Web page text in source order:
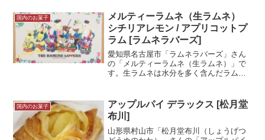
入。手土産に定番中の定番と言ってもい
いと思います。青...＜続きを読む＞
国内のお菓子
メルティーラムネ（生ラムネ）
シチリアレモン / アプリコットプ
ラム [ラムネラバーズ]
愛知県名古屋市「ラムネラバーズ」さん
の「メルティーラムネ（生ラムネ）」で
す。生ラムネは水分を多く含んだラムネ
ら「クッピーラムネ」を作っているカク
ダイ製菓の新ブランド...＜続きを読む＞
国内のお菓子
アップルパイ デラックス [松月堂
布川]
山形県村山市「松月堂布川（しょうげつ